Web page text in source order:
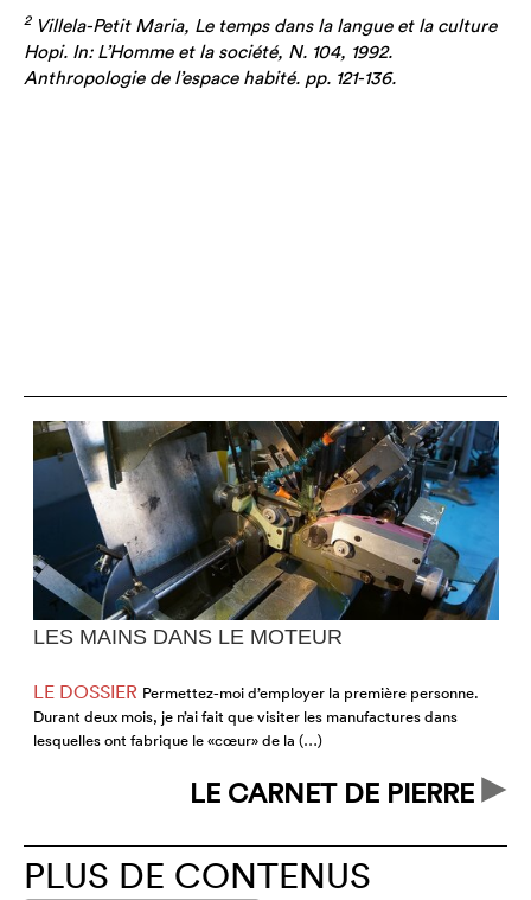
2Villela-Petit Maria, Le temps dans la langue et la culture
Hopi. In: L’Homme et la société, N. 104, 1992.
Anthropologie de l’espace habité. pp. 121-136.
LES MAINS DANS LE MOTEUR
LE DOSSIER Permettez-moi d’employer la première personne.
Durant deux mois, je n’ai fait que visiter les manufactures dans
lesquelles ont fabrique le «cœur» de la (…)
LE CARNET DE PIERRE
PLUS DE CONTENUS